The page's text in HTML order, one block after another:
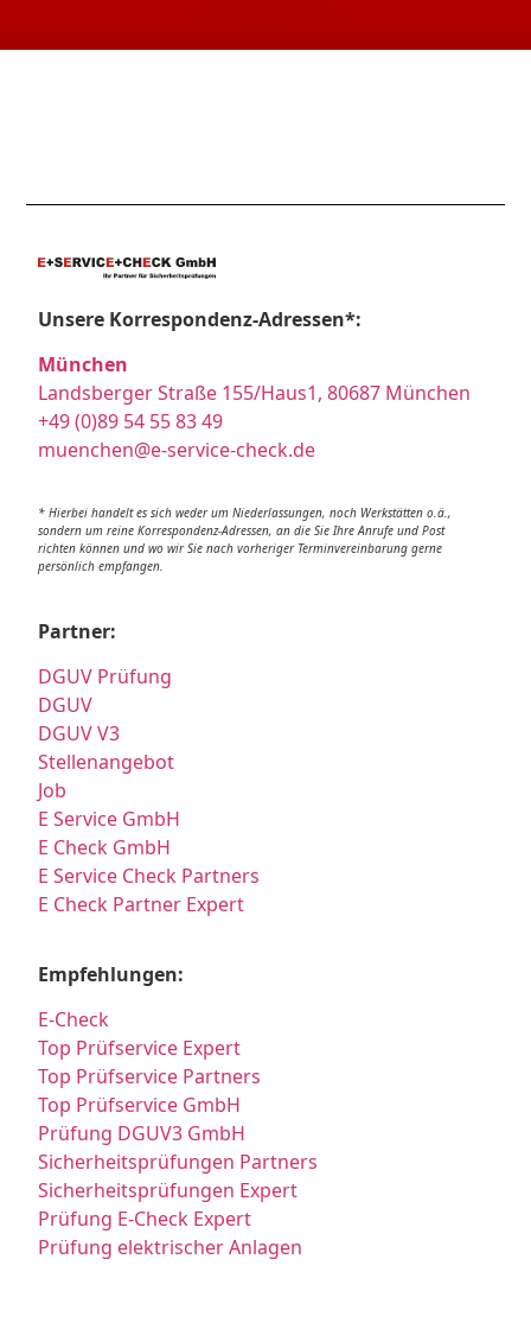
Unsere Korrespondenz-Adressen*:
München
Landsberger Straße 155/Haus1, 80687 München
+49 (0)89 54 55 83 49
muenchen@e-service-check.de
* Hierbei handelt es sich weder um Niederlassungen, noch Werkstätten o.ä.,
sondern um reine Korrespondenz-Adressen, an die Sie Ihre Anrufe und Post
richten können und wo wir Sie nach vorheriger Terminvereinbarung gerne
persönlich empfangen.
Partner:
DGUV Prüfung
DGUV
DGUV V3
Stellenangebot
Job
E Service GmbH
E Check GmbH
E Service Check Partners
E Check Partner Expert
Empfehlungen:
E-Check
Top Prüfservice Expert
Top Prüfservice Partners
Top Prüfservice GmbH
Prüfung DGUV3 GmbH
Sicherheitsprüfungen Partners
Sicherheitsprüfungen Expert
Prüfung E-Check Expert
Prüfung elektrischer Anlagen